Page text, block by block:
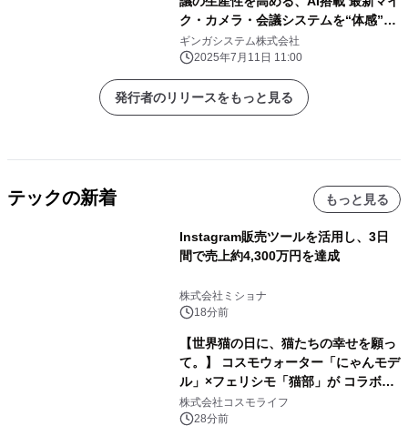
ク・カメラ・会議システムを“体感”で
選ぶ30分【ギンガシステム】
ギンガシステム株式会社
2025年7月11日 11:00
発行者のリリースをもっと見る
テックの新着 もっと見る
Instagram販売ツールを活用し、3日
間で売上約4,300万円を達成
株式会社ミショナ
18分前
【世界猫の日に、猫たちの幸せを願っ
て。】 コスモウォーター「にゃんモデ
ル」×フェリシモ「猫部」が コラボキ
ャンペーンを実施
株式会社コスモライフ
28分前